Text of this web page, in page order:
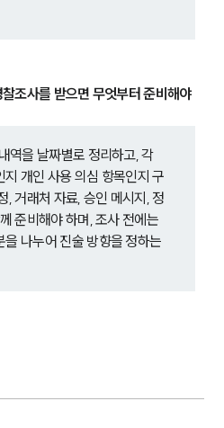
조사를 받으면 무엇부터 준비해야
역을 날짜별로 정리하고, 각
개인 사용 의심 항목인지 구
, 거래처 자료, 승인 메시지, 정
준비해야 하며, 조사 전에는
나누어 진술 방향을 정하는